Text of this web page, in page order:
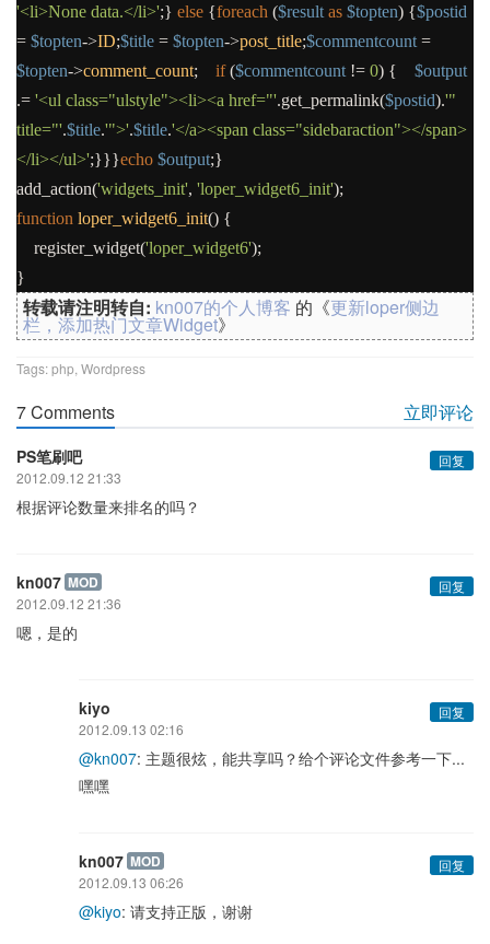
'<li>None data.</li>';} else {foreach ($result as $topten) {$postid
= $topten->ID;$title = $topten->post_title;$commentcount =
$topten->comment_count; if($commentcount != 0) {
$output
.= '<ul class="ulstyle"><li><a href="'.get_permalink($postid).'"
title="'.$title.'">'.$title.'</a><span class="sidebaraction"></span>
</li></ul>';}}}echo $output;}
add_action('widgets_init', 'loper_widget6_init');
function loper_widget6_init() {
register_widget('loper_widget6');
}
转载请注明转自: kn007的个人博客 的《更新loper侧边
栏，添加热门文章Widget》
Tags:php Wordpress
7 Comments 立即评论
PS笔刷吧
回复
2012.09.12 21:33
根据评论数量来排名的吗？
kn007 MOD
回复
2012.09.12 21:36
嗯，是的
kiyo
回复
2012.09.13 02:16
@kn007: 主题很炫，能共享吗？给个评论文件参考一下...
嘿嘿
kn007 MOD
回复
2012.09.13 06:26
@kiyo: 请支持正版，谢谢